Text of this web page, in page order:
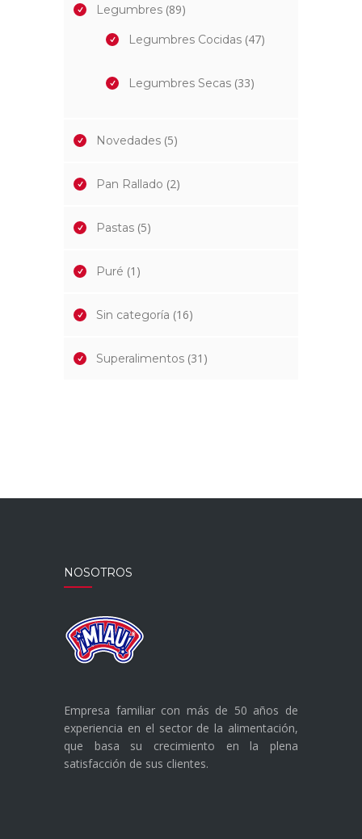
Legumbres (89)
Legumbres Cocidas (47)
Legumbres Secas (33)
Novedades (5)
Pan Rallado (2)
Pastas (5)
Puré (1)
Sin categoría (16)
Superalimentos (31)
NOSOTROS
Empresa familiar con más de 50 años de
experiencia en el sector de la alimentación,
que basa su crecimiento en la plena
satisfacción de sus clientes.